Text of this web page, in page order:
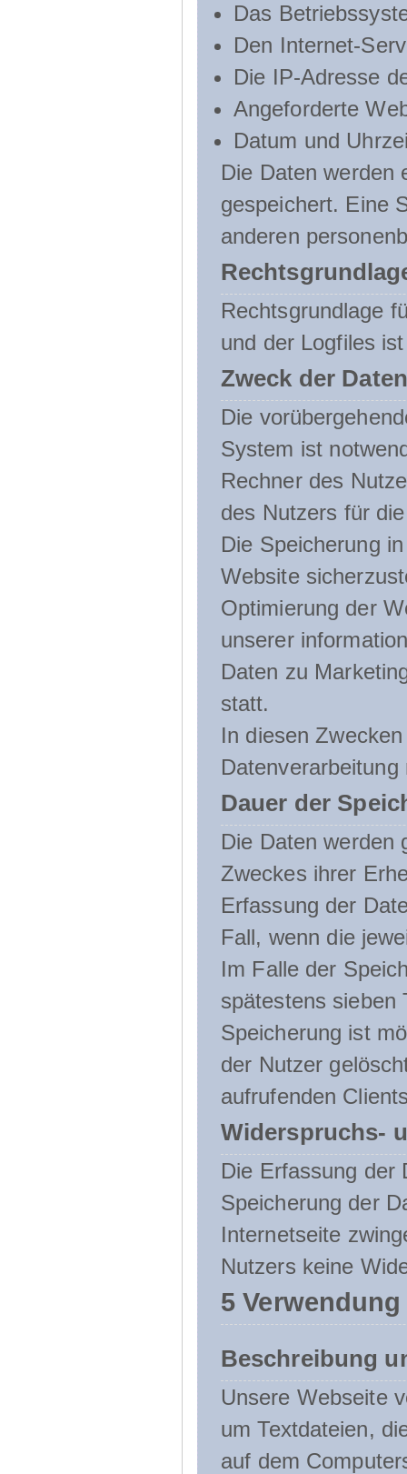
Das
Den Internet-
Die IP-Adresse
Angeforderte
Datum und
Die Daten werden
gespeichert. Eine
anderen
Rechtsgrundlage
und der Logfiles
Zweck der
Die
System ist
Rechner des
des Nutzers für
Die Speicherung
Website
Optimierung der
unserer
Daten zu
statt.
In diesen
Dauer der
Die Daten werden
Zweckes ihrer
Erfassung der
Fall, wenn die
Im Falle der
spätestens sieben
Speicherung ist
der Nutzer
aufrufenden
Widerspruchs-
Die Erfassung der
Speicherung der
Internetseite
Nutzers keine
5
Beschreibung
Unsere Webseite
um Textdateien,
auf dem